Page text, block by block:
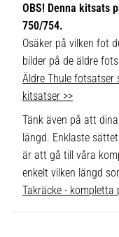
OBS! Denna kitsats
750/754.
Osäker på vilken fot
bilder på de äldre
Äldre Thule
kitsatser >>
Tänk även på att
längd. Enklaste
är att gå till våra
enkelt vilken längd
Takräcke - kompletta